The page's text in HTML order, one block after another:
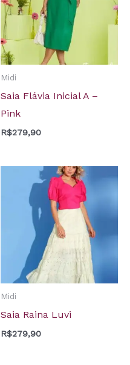
Midi
Saia Flávia Inicial A –
Pink
R$279,90
Midi
Saia Raina Luvi
R$279,90